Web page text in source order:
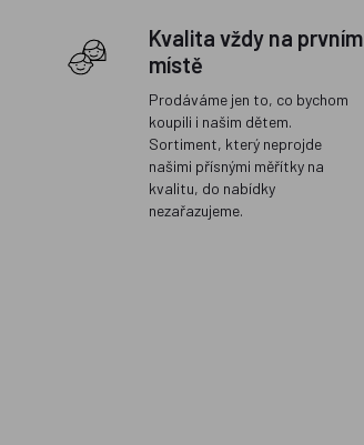
Kvalita vždy na prvním
místě
Prodáváme jen to, co bychom
koupili i našim dětem.
Sortiment, který neprojde
našimi přísnými měřítky na
kvalitu, do nabídky
nezařazujeme.